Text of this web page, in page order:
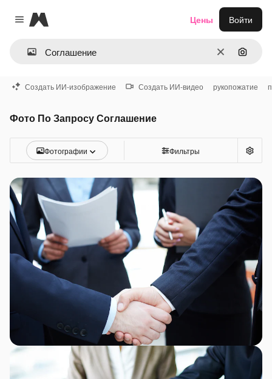
Close menu
Magnific
ОчиститьПоиск
Цены Войти
Создать ИИ-изображение Создать ИИ-видео рукопожатие
Фото По Запросу Соглашение
Фотографии Фильтры